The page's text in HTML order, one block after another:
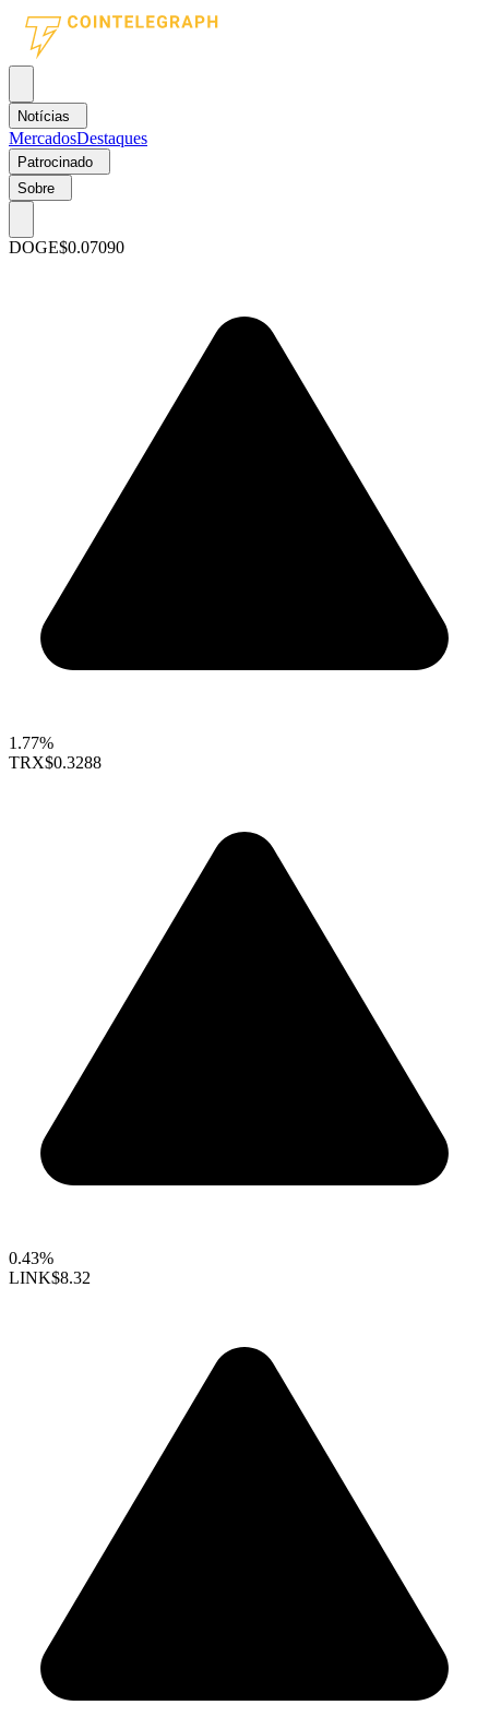
Notícias
MercadosDestaques
Patrocinado
Sobre
DOGE$0.07090
1.77%
TRX$0.3288
0.43%
LINK$8.32